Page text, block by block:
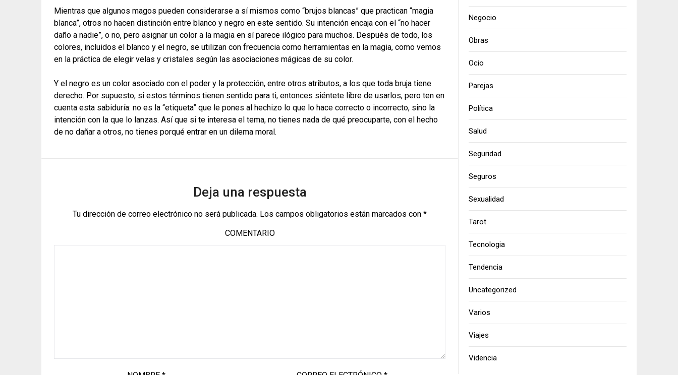
Mientras que algunos magos pueden considerarse a sí mismos como “brujos blancas” que practican “magia
blanca”, otros no hacen distinción entre blanco y negro en este sentido. Su intención encaja con el “no hacer
daño a nadie”, o no, pero asignar un color a la magia en sí parece ilógico para muchos. Después de todo, los
colores, incluidos el blanco y el negro, se utilizan con frecuencia como herramientas en la magia, como vemos
en la práctica de elegir velas y cristales según las asociaciones mágicas de su color.
Y el negro es un color asociado con el poder y la protección, entre otros atributos, a los que toda bruja tiene
derecho. Por supuesto, si estos términos tienen sentido para ti, entonces siéntete libre de usarlos, pero ten en
cuenta esta sabiduría: no es la “etiqueta” que le pones al hechizo lo que lo hace correcto o incorrecto, sino la
intención con la que lo lanzas. Así que si te interesa el tema, no tienes nada de qué preocuparte, con el hecho
de no dañar a otros, no tienes porqué entrar en un dilema moral.
Deja una respuesta
Tu dirección de correo electrónico no será publicada. Los campos obligatorios están marcados con *
COMENTARIO
Negocio
Obras
Ocio
Parejas
Política
Salud
Seguridad
Seguros
Sexualidad
Tarot
Tecnologia
Tendencia
Uncategorized
Varios
Viajes
Videncia